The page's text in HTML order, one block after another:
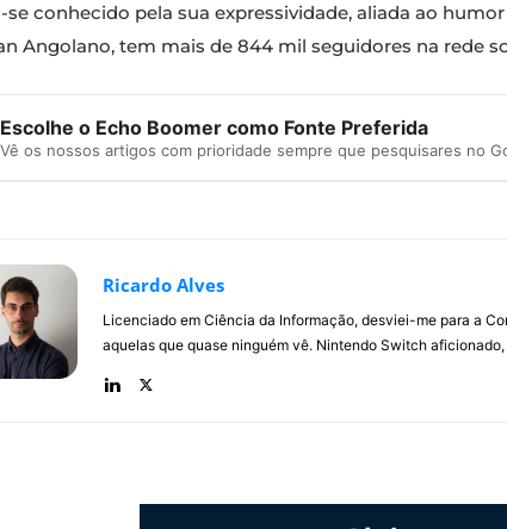
se conhecido pela sua expressividade, aliada ao
Angolano, tem mais de 844 mil seguidores na rede
Escolhe o Echo Boomer como Fonte Preferida
Vê os nossos artigos com prioridade sempre que pesquisares no
Ricardo Alves
Licenciado em Ciência da Informação, desviei-me para a
aquelas que quase ninguém vê. Nintendo Switch